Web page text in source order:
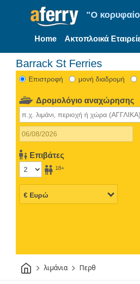
"Ο
Home Ακτοπλοικά
Barrack St Ferries
Eπιστροφή μονή διαδρομή
Δρομολόγιο αναχώρησης
Επιβάτες
18+
Σπίτιλιμάνια Περθ